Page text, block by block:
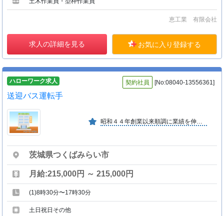
恵工業 有限会社
求人の詳細を見る お気に入り登録する
ハローワーク求人 契約社員 [No:08040-13556361]
送迎バス運転手
昭和４４年創業以来順調に業績を伸ばしており、総合サービス業として、今後一層の発展が期待できる。
茨城県つくばみらい市
月給:215,000円 ～ 215,000円
(1)8時30分〜17時30分
土日祝日その他